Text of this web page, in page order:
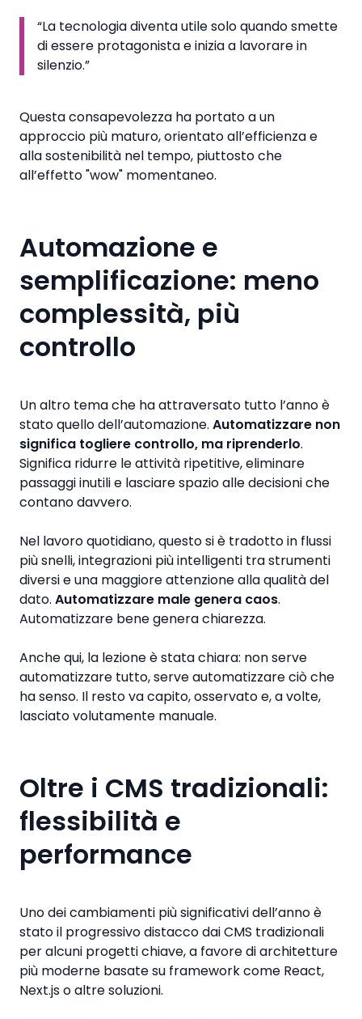
“La tecnologia diventa utile solo quando smette
di essere protagonista e inizia a lavorare in
silenzio.”
Questa consapevolezza ha portato a un
approccio più maturo, orientato all’efficienza e
alla sostenibilità nel tempo, piuttosto che
all’effetto "wow" momentaneo.
Automazione e
semplificazione: meno
complessità, più
controllo
Un altro tema che ha attraversato tutto l’anno è
stato quello dell’automazione. Automatizzare non
significa togliere controllo, ma riprenderlo.
Significa ridurre le attività ripetitive, eliminare
passaggi inutili e lasciare spazio alle decisioni che
contano davvero.
Nel lavoro quotidiano, questo si è tradotto in flussi
più snelli, integrazioni più intelligenti tra strumenti
diversi e una maggiore attenzione alla qualità del
dato. Automatizzare male genera caos.
Automatizzare bene genera chiarezza.
Anche qui, la lezione è stata chiara: non serve
automatizzare tutto, serve automatizzare ciò che
ha senso. Il resto va capito, osservato e, a volte,
lasciato volutamente manuale.
Oltre i CMS tradizionali:
flessibilità e
performance
Uno dei cambiamenti più significativi dell’anno è
stato il progressivo distacco dai CMS tradizionali
per alcuni progetti chiave, a favore di architetture
più moderne basate su framework come React,
Next.js o altre soluzioni.